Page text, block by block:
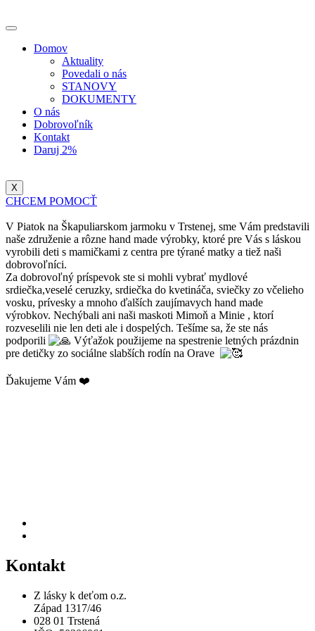
Domov
Aktuality
Povedali o nás
STANOVY
DOKUMENTY
O nás
Dobrovoľník
Kontakt
Daruj 2%
X
CHCEM POMOCŤ
V Piatok na Škapuliarskom jarmoku v Trstenej, sme Vám predstavili
naše združenie a rôzne hand made výrobky, ktoré pre Vás s láskou
vyrobili deti s mamičkami z centra pre týrané matky a tiež naši
dobrovoľníci.
Za dobrovoľný príspevok ste si mohli vybrať mydlové
srdiečka,veselé ceruzky, srdiečka do kvetináča, sviečky zo včelieho
vosku, prívesky a mnoho ďalších zaujímavych hand made
výrobkov. Nechýbali ani naši maskoti Mimoň a Minie , ktorí
rozveselili nie len deti ale i dospelých. Tešíme sa, že ste nás
podporili
Výťažok použijeme na spestrenie letných prázdnin
pre detičky zo sociálne slabších rodín na Orave
Ďakujeme Vám ❤️
Kontakt
Z lásky k deťom o.z.
Západ 1317/46
028 01 Trstená